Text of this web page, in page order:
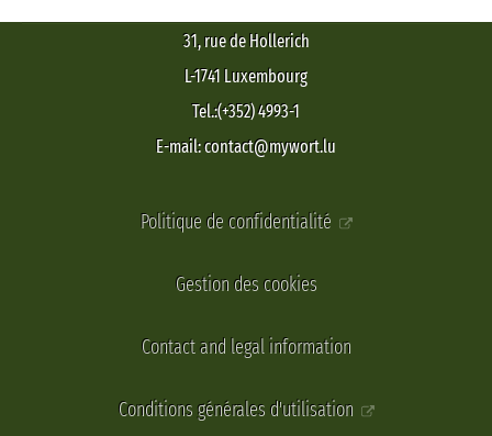
31, rue de Hollerich
L-1741 Luxembourg
Tel.:(+352) 4993-1
E-mail: contact@mywort.lu
Politique de confidentialité
Gestion des cookies
Contact and legal information
Conditions générales d'utilisation